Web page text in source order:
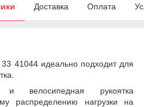
Доставка Оплата
41044 идеально подходит для
велосипедная рукоятка
распределению нагрузки на